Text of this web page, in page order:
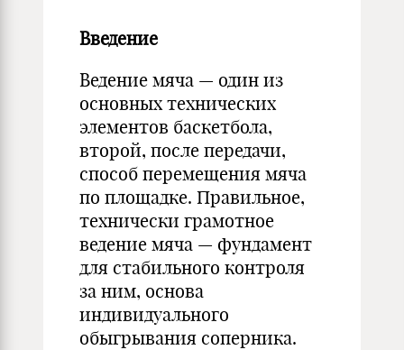
Введение
Ведение мяча — один из
основных технических
элементов баскетбола,
второй, после передачи,
способ перемещения мяча
по площадке. Правильное,
технически грамотное
ведение мяча — фундамент
для стабильного контроля
за ним, основа
индивидуального
обыгрывания соперника.